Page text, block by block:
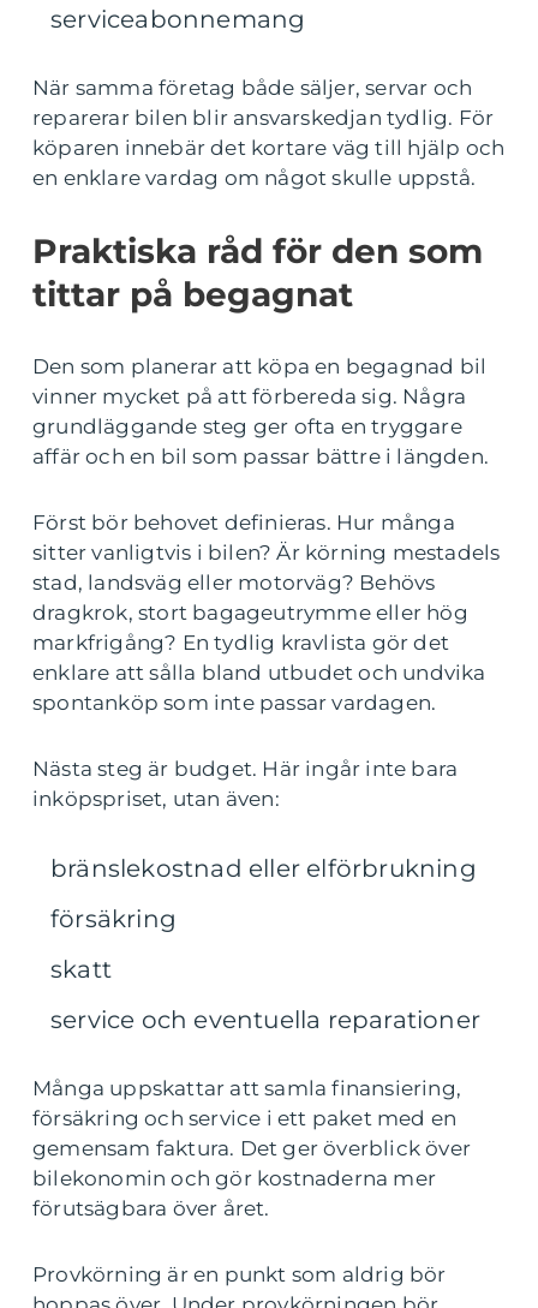
serviceabonnemang
När samma företag både säljer, servar och
reparerar bilen blir ansvarskedjan tydlig. För
köparen innebär det kortare väg till hjälp och
en enklare vardag om något skulle uppstå.
Praktiska råd för den som
tittar på begagnat
Den som planerar att köpa en begagnad bil
vinner mycket på att förbereda sig. Några
grundläggande steg ger ofta en tryggare
affär och en bil som passar bättre i längden.
Först bör behovet definieras. Hur många
sitter vanligtvis i bilen? Är körning mestadels
stad, landsväg eller motorväg? Behövs
dragkrok, stort bagageutrymme eller hög
markfrigång? En tydlig kravlista gör det
enklare att sålla bland utbudet och undvika
spontanköp som inte passar vardagen.
Nästa steg är budget. Här ingår inte bara
inköpspriset, utan även:
bränslekostnad eller elförbrukning
försäkring
skatt
service och eventuella reparationer
Många uppskattar att samla finansiering,
försäkring och service i ett paket med en
gemensam faktura. Det ger överblick över
bilekonomin och gör kostnaderna mer
förutsägbara över året.
Provkörning är en punkt som aldrig bör